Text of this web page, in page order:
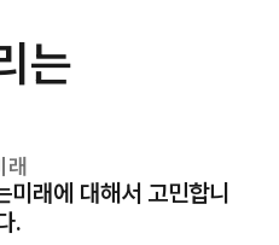
는
래
미래에 대해서 고민합니
.